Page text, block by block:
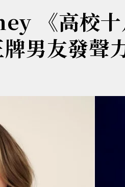
《高校
男友發聲